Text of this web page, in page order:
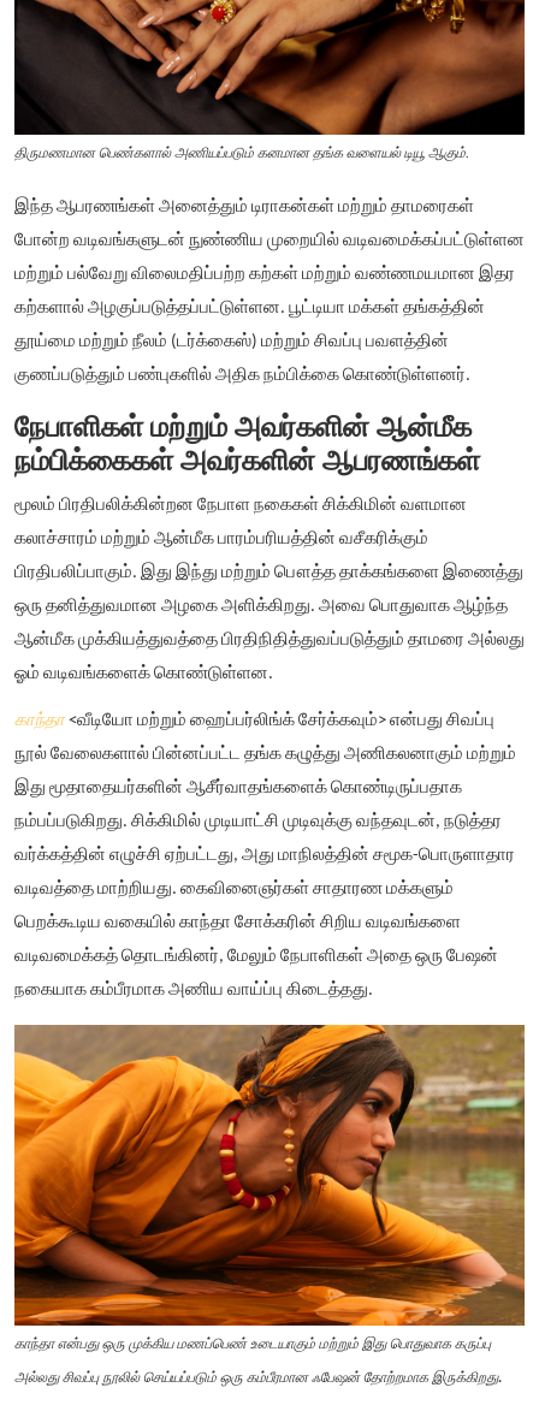
திருமணமான பெண்களால் அணியப்படும் கனமான தங்க வளையல் டியூ ஆகும்.
இந்த ஆபரணங்கள் அனைத்தும் டிராகன்கள் மற்றும் தாமரைகள்
போன்ற வடிவங்களுடன் நுண்ணிய முறையில் வடிவமைக்கப்பட்டுள்ளன
மற்றும் பல்வேறு விலைமதிப்பற்ற கற்கள் மற்றும் வண்ணமயமான இதர
கற்களால் அழகுப்படுத்தப்பட்டுள்ளன. பூட்டியா மக்கள் தங்கத்தின்
தூய்மை மற்றும் நீலம் (டர்க்கைஸ்) மற்றும் சிவப்பு பவளத்தின்
குணப்படுத்தும் பண்புகளில் அதிக நம்பிக்கை கொண்டுள்ளனர்.
நேபாளிகள் மற்றும் அவர்களின் ஆன்மீக
நம்பிக்கைகள் அவர்களின் ஆபரணங்கள்
மூலம் பிரதிபலிக்கின்றன நேபாள நகைகள் சிக்கிமின் வளமான
கலாச்சாரம் மற்றும் ஆன்மீக பாரம்பரியத்தின் வசீகரிக்கும்
பிரதிபலிப்பாகும். இது இந்து மற்றும் பௌத்த தாக்கங்களை இணைத்து
ஒரு தனித்துவமான அழகை அளிக்கிறது. அவை பொதுவாக ஆழ்ந்த
ஆன்மீக முக்கியத்துவத்தை பிரதிநிதித்துவப்படுத்தும் தாமரை அல்லது
ஓம் வடிவங்களைக் கொண்டுள்ளன.
காந்தா<வீடியோ மற்றும் ஹைப்பர்லிங்க் சேர்க்கவும்> என்பது சிவப்பு
நூல் வேலைகளால் பின்னப்பட்ட தங்க கழுத்து அணிகலனாகும் மற்றும்
இது மூதாதையர்களின் ஆசீர்வாதங்களைக் கொண்டிருப்பதாக
நம்பப்படுகிறது. சிக்கிமில் முடியாட்சி முடிவுக்கு வந்தவுடன், நடுத்தர
வர்க்கத்தின் எழுச்சி ஏற்பட்டது, அது மாநிலத்தின் சமூக-பொருளாதார
வடிவத்தை மாற்றியது. கைவினைஞர்கள் சாதாரண மக்களும்
பெறக்கூடிய வகையில் காந்தா சோக்கரின் சிறிய வடிவங்களை
வடிவமைக்கத் தொடங்கினர், மேலும் நேபாளிகள் அதை ஒரு பேஷன்
நகையாக கம்பீரமாக அணிய வாய்ப்பு கிடைத்தது.
காந்தா என்பது ஒரு முக்கிய மணப்பெண் உடையாகும் மற்றும் இது பொதுவாக கருப்பு
அல்லது சிவப்பு நூலில் செய்யப்படும் ஒரு கம்பீரமான ஃபேஷன் தோற்றமாக இருக்கிறது.